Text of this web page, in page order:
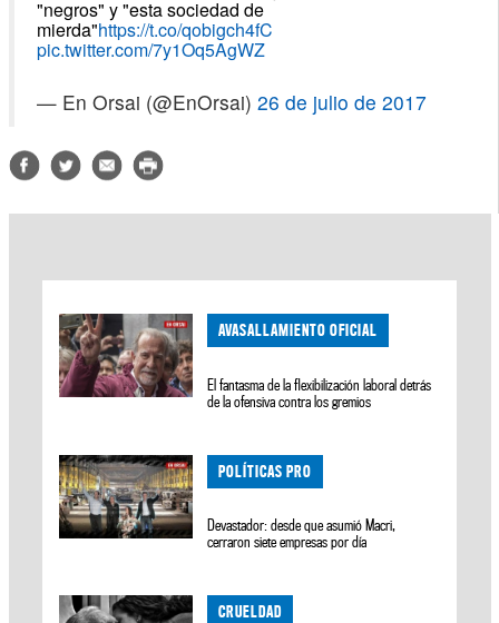
"negros" y "esta sociedad de
mierda"https://t.co/qobigch4fC
pic.twitter.com/7y1Oq5AgWZ
— En Orsai (@EnOrsai) 26 de julio de 2017
AVASALLAMIENTO OFICIAL
El fantasma de la flexibilización laboral detrás
de la ofensiva contra los gremios
POLÍTICAS PRO
Devastador: desde que asumió Macri,
cerraron siete empresas por día
CRUELDAD